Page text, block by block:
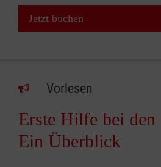
Jetzt buchen
Vorlesen
Erste Hilfe bei den
Ein Überblick